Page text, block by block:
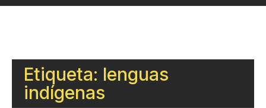
Etiqueta: lenguas
indígenas